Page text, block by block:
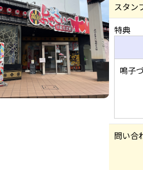
スタン
特典
鳴子
問い合